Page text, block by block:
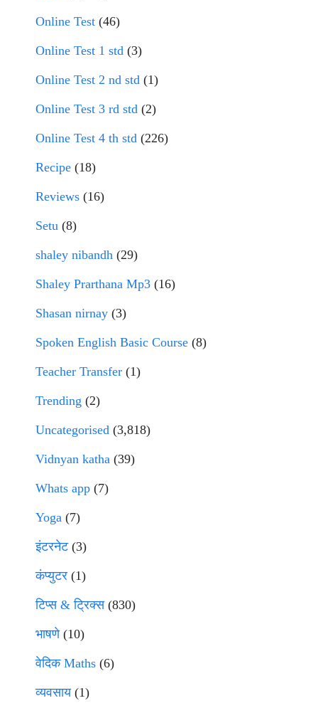
Online Test (46)
Online Test 1 std (3)
Online Test 2 nd std (1)
Online Test 3 rd std (2)
Online Test 4 th std (226)
Recipe (18)
Reviews (16)
Setu (8)
shaley nibandh (29)
Shaley Prarthana Mp3 (16)
Shasan nirnay (3)
Spoken English Basic Course (8)
Teacher Transfer (1)
Trending (2)
Uncategorised (3,818)
Vidnyan katha (39)
Whats app (7)
Yoga (7)
इंटरनेट(3)
कंप्युटर (1)
टिप्स & ट्रिक्स(830)
भाषणे(10)
वेदिक Maths (6)
व्यवसाय(1)